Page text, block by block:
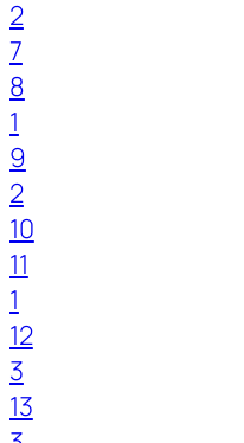
2
7
8
1
9
2
10
11
1
12
3
13